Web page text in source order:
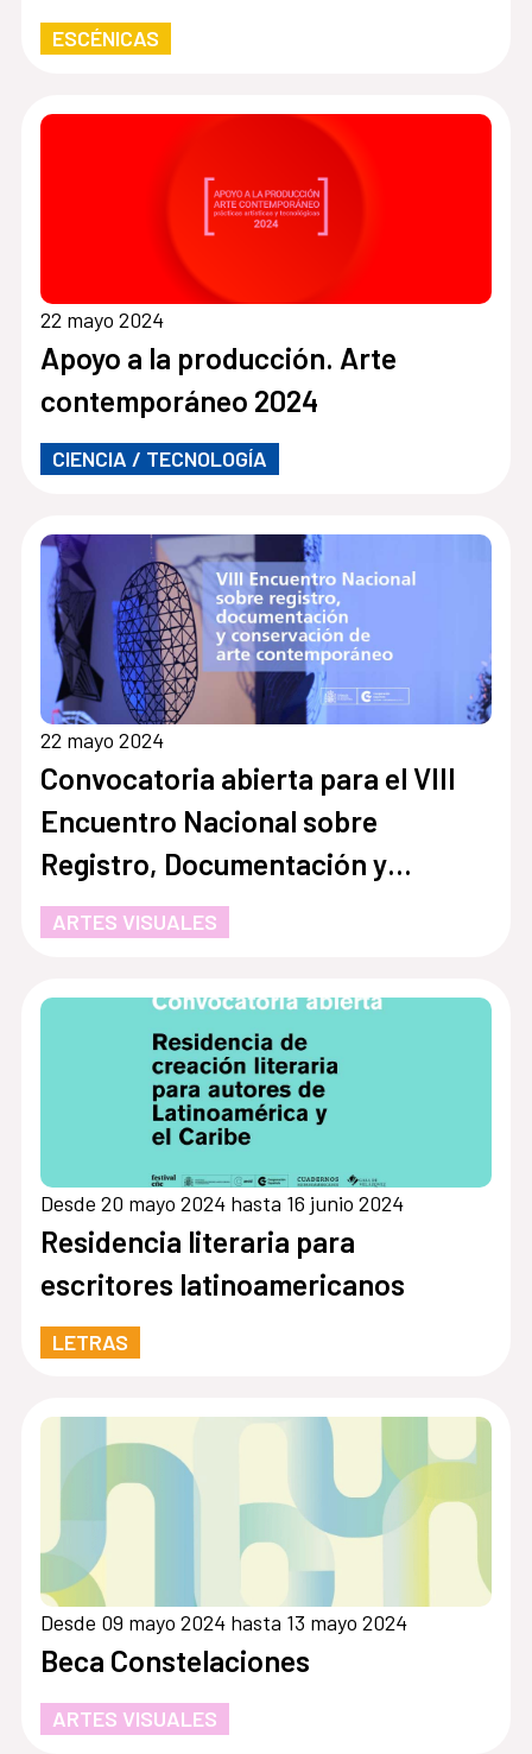
ESCÉNICAS
22 mayo 2024
Apoyo a la producción. Arte
contemporáneo 2024
CIENCIA / TECNOLOGÍA
22 mayo 2024
Convocatoria abierta para el VIII
Encuentro Nacional sobre
Registro, Documentación y
Conservación de Arte
Contemporáneo
ARTES VISUALES
Desde 20 mayo 2024 hasta 16 junio 2024
Residencia literaria para
escritores latinoamericanos
LETRAS
Desde 09 mayo 2024 hasta 13 mayo 2024
Beca Constelaciones
ARTES VISUALES